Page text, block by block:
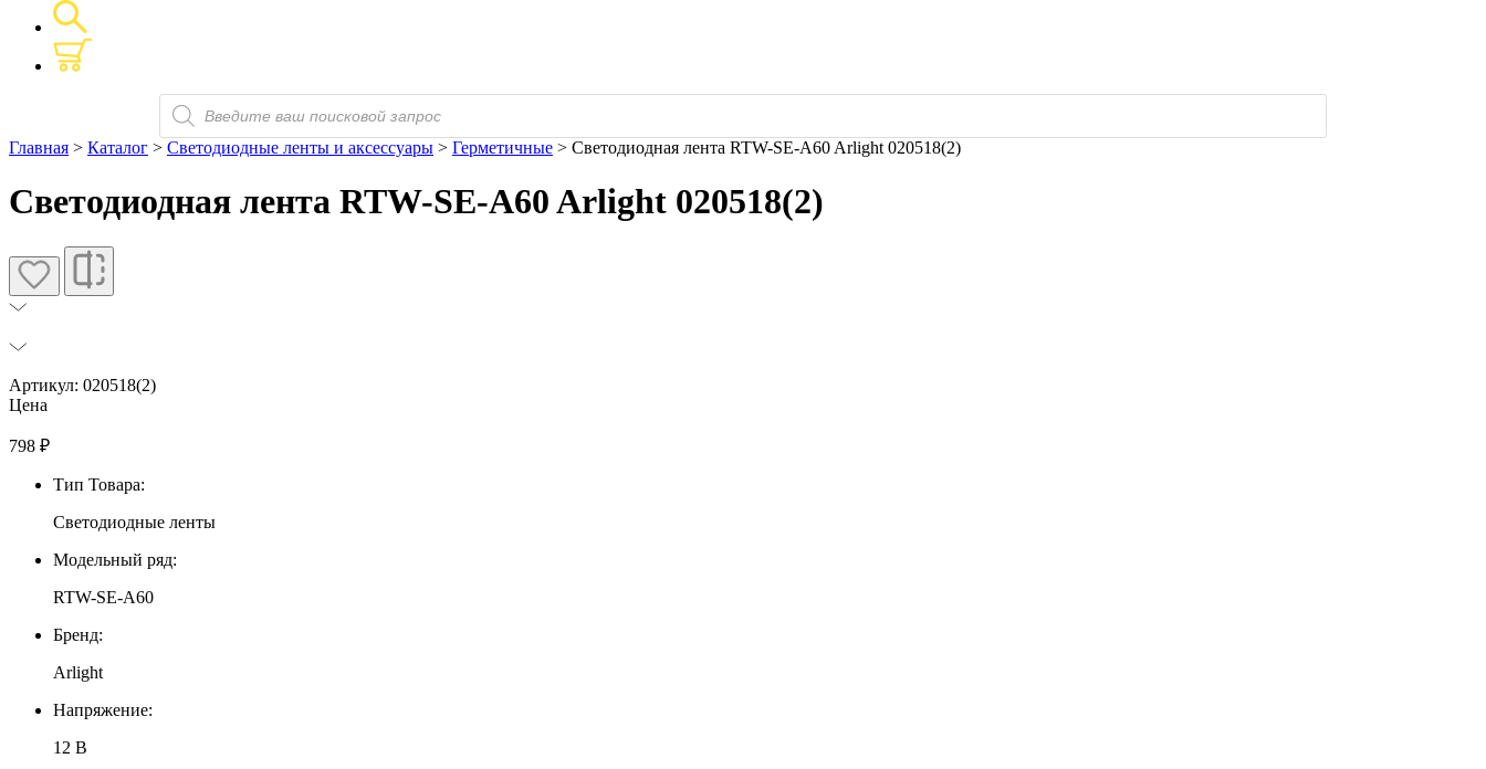
Поиск
товаров
Главная > Каталог > Светодиодные ленты и аксессуары > Герметичные > Светодиодная лента RTW-SE-A60 Arlight 020518(2)
Светодиодная лента RTW-SE-A60 Arlight 020518(2)
Артикул: 020518(2)
Цена
798 ₽
Тип Товара:
Светодиодные ленты
Модельный ряд:
RTW-SE-A60
Бренд:
Arlight
Напряжение:
12 В